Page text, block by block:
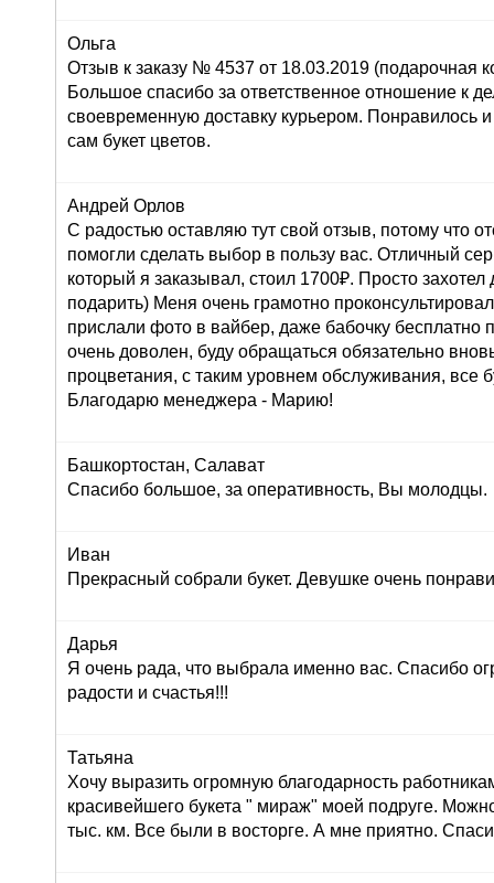
Ольга
Отзыв к заказу № 4537 от 18.03.2019 (подарочная
Большое спасибо за ответственное отношение к
своевременную доставку курьером. Понравилось
сам букет цветов.
Андрей Орлов
С радостью оставляю тут свой отзыв, потому что
помогли сделать выбор в пользу вас. Отличный
который я заказывал, стоил 1700₽. Просто
подарить) Меня очень грамотно
прислали фото в вайбер, даже бабочку бесплатно
очень доволен, буду обращаться обязательно
процветания, с таким уровнем обслуживания, все
Благодарю менеджера - Марию!
Башкортостан, Салават
Спасибо большое, за оперативность, Вы молодцы.
Иван
Прекрасный собрали букет. Девушке очень
Дарья
Я очень рада, что выбрала именно вас. Спасибо
радости и счастья!!!
Татьяна
Хочу выразить огромную благодарность
красивейшего букета " мираж" моей подруге.
тыс. км. Все были в восторге. А мне приятно.